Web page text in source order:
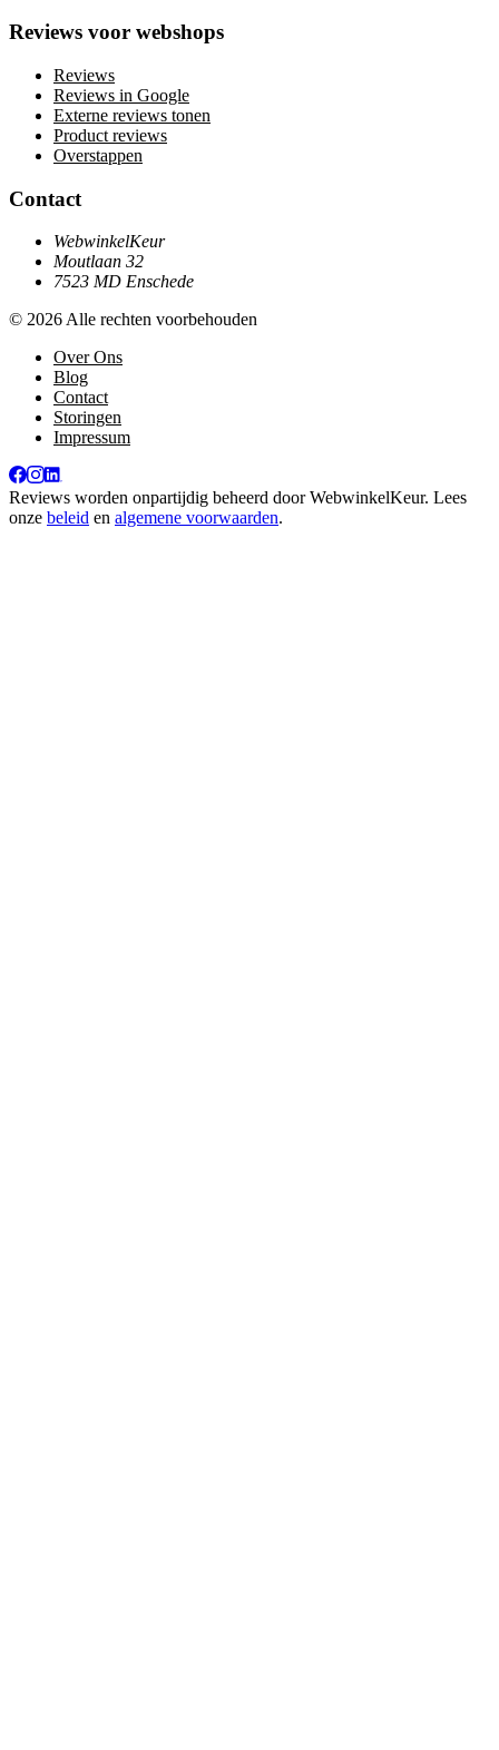
Reviews voor webshops
Reviews
Reviews in Google
Externe reviews tonen
Product reviews
Overstappen
Contact
WebwinkelKeur
Moutlaan 32
7523 MD Enschede
© 2026 Alle rechten voorbehouden
Over Ons
Blog
Contact
Storingen
Impressum
Reviews worden onpartijdig beheerd doorWebwinkelKeur. Lees
onze beleid en algemene voorwaarden.